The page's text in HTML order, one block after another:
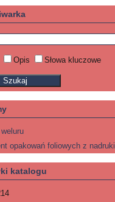
Opis Słowa kluczowe
opakowań foliowych z
katalogu